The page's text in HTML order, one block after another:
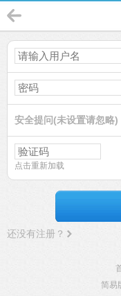
安全提问(未设置请忽略)
点击重新加载
还没有注册？
简易